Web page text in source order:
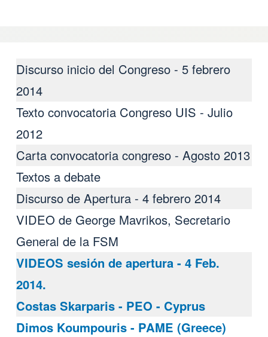
Discurso inicio del Congreso - 5 febrero
2014
Texto convocatoria Congreso UIS - Julio
2012
Carta convocatoria congreso - Agosto 2013
Textos a debate
Discurso de Apertura - 4 febrero 2014
VIDEO de George Mavrikos, Secretario
General de la FSM
VIDEOS sesión de apertura - 4 Feb.
2014.
Costas Skarparis - PEO - Cyprus
Dimos Koumpouris - PAME (Greece)